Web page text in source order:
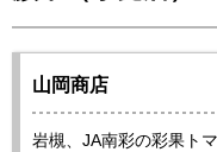
山岡商店
岩槻、JA南彩の彩果ト